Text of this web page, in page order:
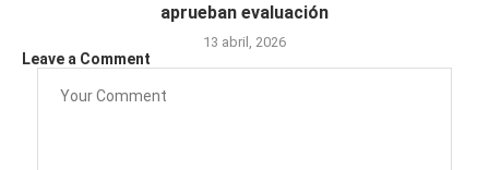
aprueban evaluación
13 abril, 2026
Leave a Comment